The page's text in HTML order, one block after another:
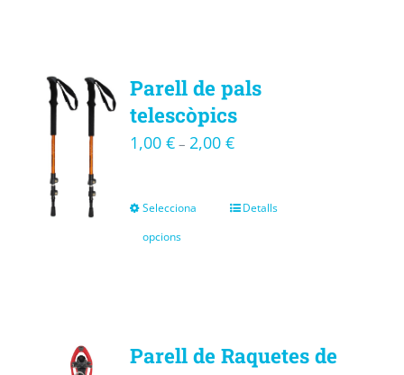
Parell de pals
telescòpics
1,00 €– 2,00 €
Selecciona
opcions
Detalls
Parell de Raquetes de